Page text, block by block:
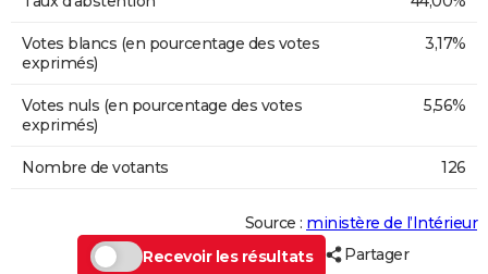
Votes blancs (en pourcentage des votes
exprimés)
3,17%
Votes nuls (en pourcentage des votes
exprimés)
5,56%
Nombre de votants 126
Source : ministère de l’Intérieur
Recevoir les résultats
Partager